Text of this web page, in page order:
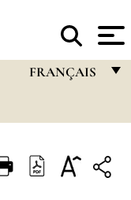
FRANÇAIS
ITALIANO